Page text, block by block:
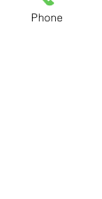
Phone